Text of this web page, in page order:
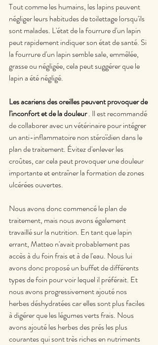
Tout comme les humains, les lapins peuvent
négliger leurs habitudes de toilettage lorsqu'ils
sont malades. L'état de la fourrure d'un lapin
peut rapidement indiquer son état de santé. Si
la fourrure d'un lapin semble sale, emmêlée,
grasse ou négligée, cela peut suggérer que le
lapin a été négligé.
Les acariens des oreilles peuvent provoquer de
l'inconfort et de la douleur . Il est recommandé
de collaborer avec un vétérinaire pour intégrer
un anti-inflammatoire non stéroïdien dans le
plan de traitement. Évitez d'enlever les
croûtes, car cela peut provoquer une douleur
importante et entraîner la formation de zones
ulcérées ouvertes.
Nous avons donc commencé le plan de
traitement, mais nous avons également
travaillé sur la nutrition. En tant que lapin
errant, Matteo n'avait probablement pas
accès à du foin frais et à de l'eau. Nous lui
avons donc proposé un buffet de différents
types de foin pour voir lequel il préférait. Et
nous avons progressivement ajouté nos
herbes déshydratées car elles sont plus faciles
à digérer que les légumes verts frais. Nous
avons ajouté les herbes des prés les plus
courantes qui sont très riches en nutriments